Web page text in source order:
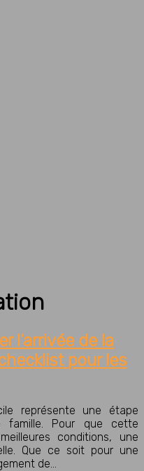
l’arrivée de la
pour les
représente une étape
famille. Pour que cette
conditions, une
Que ce soit pour une
de…